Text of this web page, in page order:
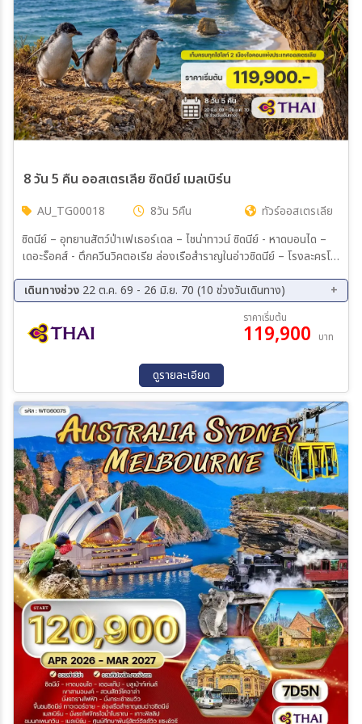
8 วัน 5 คืน ออสเตรเลีย ซิดนีย์ เมลเบิร์น
AU_TG00018 8วัน 5คืน
ทัวร์ออสเตรเลีย
ซิดนีย์ – อุทยานสัตว์ป่าเฟเธอร์เดล – ไชน่าทาวน์ ซิดนีย์ - หาดบอนได –
เดอะร็อคส์ - ตึกควีนวิคตอเรีย ล่องเรือสำราญในอ่าวซิดนีย์ – โรงละครโอ
คุ้ก - เกาะฟิลลิป – ชิมไวน์ - ชมขบวนพาเหรดของนกเพนกวิน - เกรทโอ
เชี่ยนโร้ด – พอร์ตแคมเบลล์ สะพานลอนดอน - รถไฟจักรไอน้ำโบราณ -
ไบรท์ตัน บาธติ้ง บ็อกซ์ - ช้อปปิ้ง ห้างเดวิด โจน์
เดินทางช่วง 22 ต.ค. 69 - 26 มิ.ย. 70 (10 ช่วงวันเดินทาง)
22 ต.ค. 69 - 29 ต.ค. 69
28 ธ.ค. 69 - 04 ม.ค. 70
18 ก.พ. 70 - 25 ก.พ. 70
16 มี.ค. 70 - 23 มี.ค. 70
10 เม.ย. 70 - 17 เม.ย. 70
01 พ.ค. 70 - 08 พ.ค. 70
19 มิ.ย. 70 - 26 มิ.ย. 70
ราคาเริ่มต้น
119,900 บาท
ดูรายละเอียด